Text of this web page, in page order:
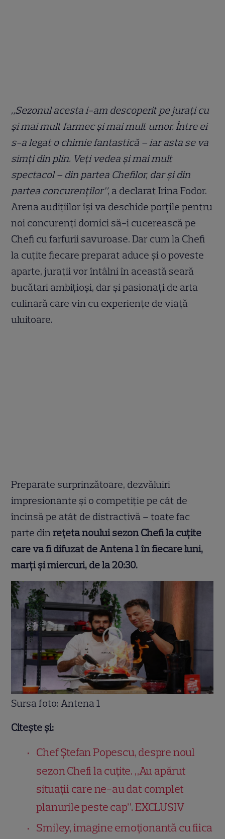
„Sezonul acesta i-am descoperit pe jurați cu
și mai mult farmec și mai mult umor. Între ei
s-a legat o chimie fantastică – iar asta se va
simți din plin. Veți vedea și mai mult
spectacol – din partea Chefilor, dar și din
partea concurenților”, a declarat Irina Fodor.
Arena audițiilor își va deschide porțile pentru
noi concurenți dornici să-i cucerească pe
Chefi cu farfurii savuroase. Dar cum la Chefi
la cuțite fiecare preparat aduce și o poveste
aparte, jurații vor întâlni în această seară
bucătari ambițioși, dar și pasionați de arta
culinară care vin cu experiențe de viață
uluitoare.
Preparate surprinzătoare, dezvăluiri
impresionante și o competiție pe cât de
încinsă pe atât de distractivă – toate fac
parte dinrețeta noului sezon Chefi la cuțite
care va fi difuzat de Antena 1 în fiecare luni,
marți și miercuri, de la 20:30.
Sursa foto: Antena 1
Citește și:
Chef Ștefan Popescu, despre noul
sezon Chefi la cuțite. „Au apărut
situații care ne-au dat complet
planurile peste cap”. EXCLUSIV
Smiley, imagine emoționantă cu fiica